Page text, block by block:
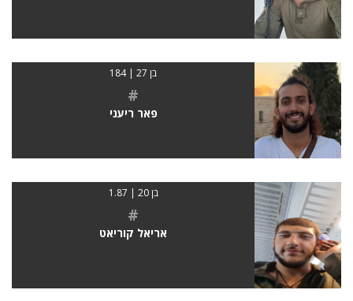
בן 27 | 184
#
פאר ריעני
בן 20 | 1.87
#
אריאל קוריאט